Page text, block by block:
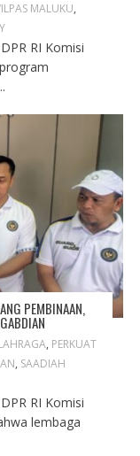
MALUKU,
RI Komisi
PEMBINAAN,
, PERKUAT
, SAADIAH
RI Komisi
lembaga